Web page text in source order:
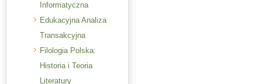
Informatyczna
Edukacyjna Analiza
Transakcyjna
Filologia Polska:
Historia i Teoria
Literatury